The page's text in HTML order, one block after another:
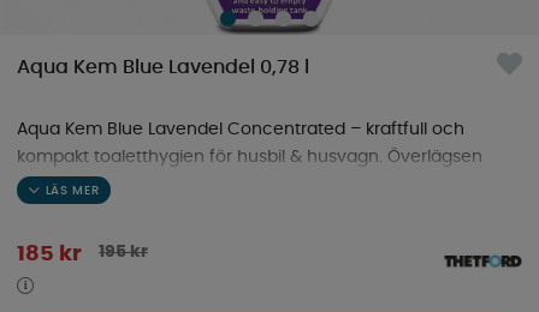
Aqua Kem Blue Lavendel 0,78 l
Aqua Kem Blue Lavendel Concentrated – kraftfull och
kompakt toaletthygien för husbil & husvagn. Överlägsen
luktkontroll, minskat plastavfall och långvarig effekt!
195kr
185 kr